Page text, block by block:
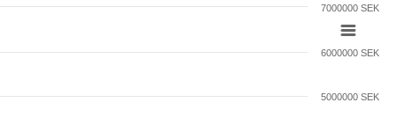
5000000 SEK
6000000 SEK
7000000 SEK